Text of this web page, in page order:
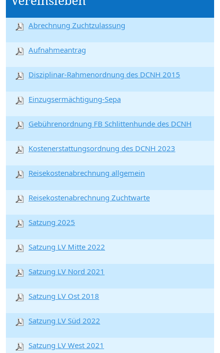
Abrechnung Zuchtzulassung
Aufnahmeantrag
Disziplinar-Rahmenordnung des DCNH 2015
Einzugsermächtigung-Sepa
Gebührenordnung FB Schlittenhunde des DCNH
Kostenerstattungsordnung des DCNH 2023
Reisekostenabrechnung allgemein
Reisekostenabrechnung Zuchtwarte
Satzung 2025
Satzung LV Mitte 2022
Satzung LV Nord 2021
Satzung LV Ost 2018
Satzung LV Süd 2022
Satzung LV West 2021